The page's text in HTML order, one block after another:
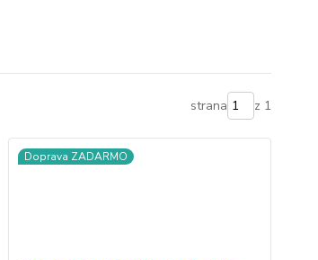
strana z 1
Doprava ZADARMO